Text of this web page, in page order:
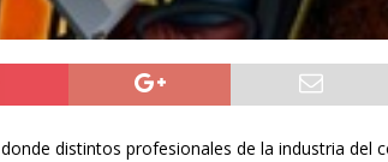
donde distintos profesionales de la industria del